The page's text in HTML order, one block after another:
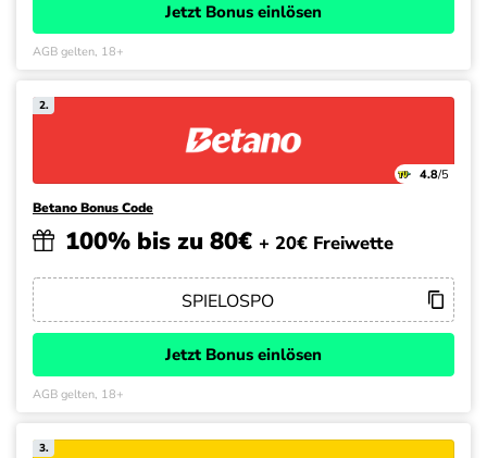
Jetzt Bonus einlösen
AGB gelten, 18+
2.
4.8/5
Betano Bonus Code
100% bis zu 80€ + 20€ Freiwette
Jetzt Bonus einlösen
AGB gelten, 18+
3.